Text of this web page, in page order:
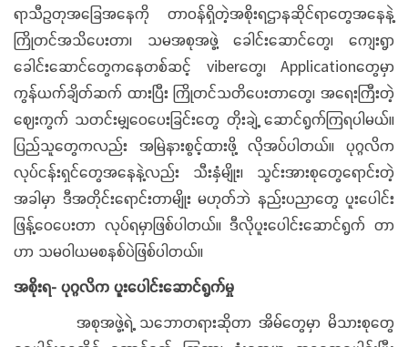
ရာသီဥတုအခြေအနေကို တာဝန်ရှိတဲ့အစိုးရဌာနဆိုင်ရာတွေအနေနဲ့
ကြိုတင်အသိပေးတာ၊ သမအစုအဖွဲ့ ခေါင်းဆောင်တွေ၊ ကျေးရွာ
ခေါင်းဆောင်တွေကနေတစ်ဆင့် viberတွေ၊ Applicationတွေမှာ
ကွန်ယက်ချိတ်ဆက် ထားပြီး ကြိုတင်သတိပေးတာတွေ၊ အရေးကြီးတဲ့
ဈေးကွက် သတင်းမျှဝေပေးခြင်းတွေ တိုးချဲ့ ဆောင်ရွက်ကြရပါမယ်။
ပြည်သူတွေကလည်း အမြဲနားစွင့်ထားဖို့ လိုအပ်ပါတယ်။ ပုဂ္ဂလိက
လုပ်ငန်းရှင်တွေအနေနဲ့လည်း သီးနှံမျိုး၊ သွင်းအားစုတွေရောင်းတဲ့
အခါမှာ ဒီအတိုင်းရောင်းတာမျိုး မဟုတ်ဘဲ နည်းပညာတွေ ပူးပေါင်း
ဖြန့်ဝေပေးတာ လုပ်ရမှာဖြစ်ပါတယ်။ ဒီလိုပူးပေါင်းဆောင်ရွက် တာ
ဟာ သမဝါယမစနစ်ပဲဖြစ်ပါတယ်။
အစိုးရ- ပုဂ္ဂလိက ပူးပေါင်းဆောင်ရွက်မှု
အစုအဖွဲ့ရဲ့ သဘောတရားဆိုတာ အိမ်တွေမှာ မိသားစုတွေ